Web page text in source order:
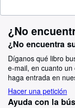
¿No
¿No encuentra
Díganos qué libro
e-mail, en cuanto
haga entrada en
Hacer una petición
Ayuda con la